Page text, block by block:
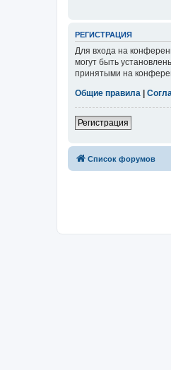
РЕГИСТРАЦИЯ
Для входа на
могут быть
принятыми на
Общие правила
Регистрация
Список форумов